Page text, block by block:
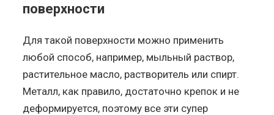
поверхности
Для такой поверхности можно применить
любой способ, например, мыльный раствор,
растительное масло, растворитель или спирт.
Металл, как правило, достаточно крепок и не
деформируется, поэтому все эти супер